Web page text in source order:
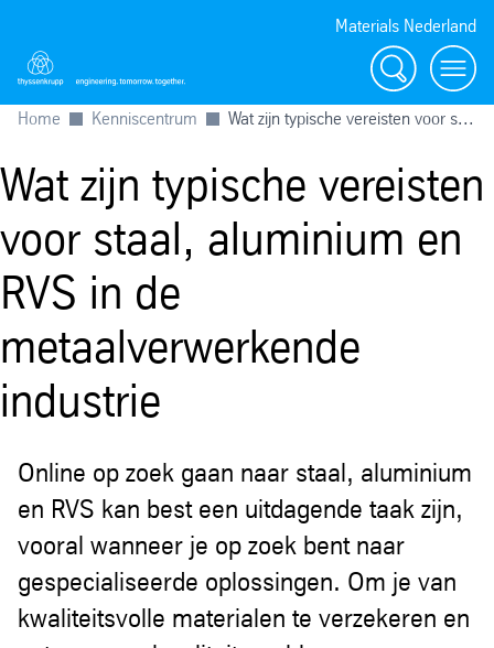
Materials Nederland
Zoek
Home Kenniscentrum Wat zijn typische vereisten voor s...
Wat zijn typische vereisten
voor staal, aluminium en
RVS in de
metaalverwerkende
industrie
Online op zoek gaan naar staal, aluminium
en RVS kan best een uitdagende taak zijn,
vooral wanneer je op zoek bent naar
gespecialiseerde oplossingen. Om je van
kwaliteitsvolle materialen te verzekeren en